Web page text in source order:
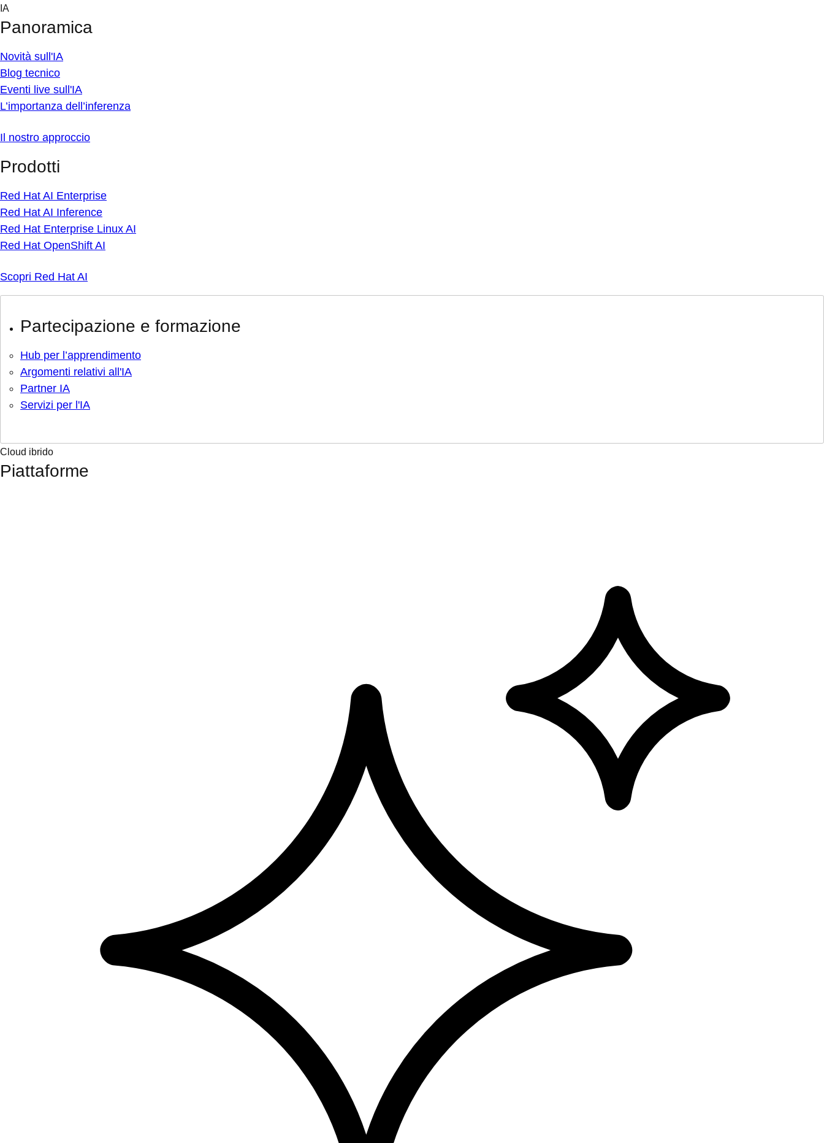
Skip
content
IA
Panoramica
Novità sull'IA
Blog tecnico
Eventi live sull'IA
L’importanza dell’inferenza
Il nostro approccio
Prodotti
Red Hat AI Enterprise
Red Hat AI Inference
Red Hat Enterprise Linux AI
Red Hat OpenShift AI
Scopri Red Hat AI
Partecipazione e formazione
Hub per l’apprendimento
Argomenti relativi all'IA
Partner IA
Servizi per l'IA
Cloud ibrido
Piattaforme